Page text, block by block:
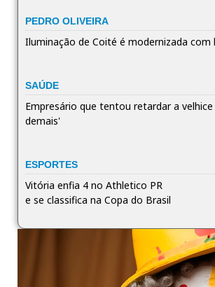
PEDRO OLIVEIRA
Iluminação de Coité é modernizada com
SAÚDE
Empresário que tentou retardar a
demais'
ESPORTES
Vitória enfia 4 no Athletico PR
e se classifica na Copa do Brasil